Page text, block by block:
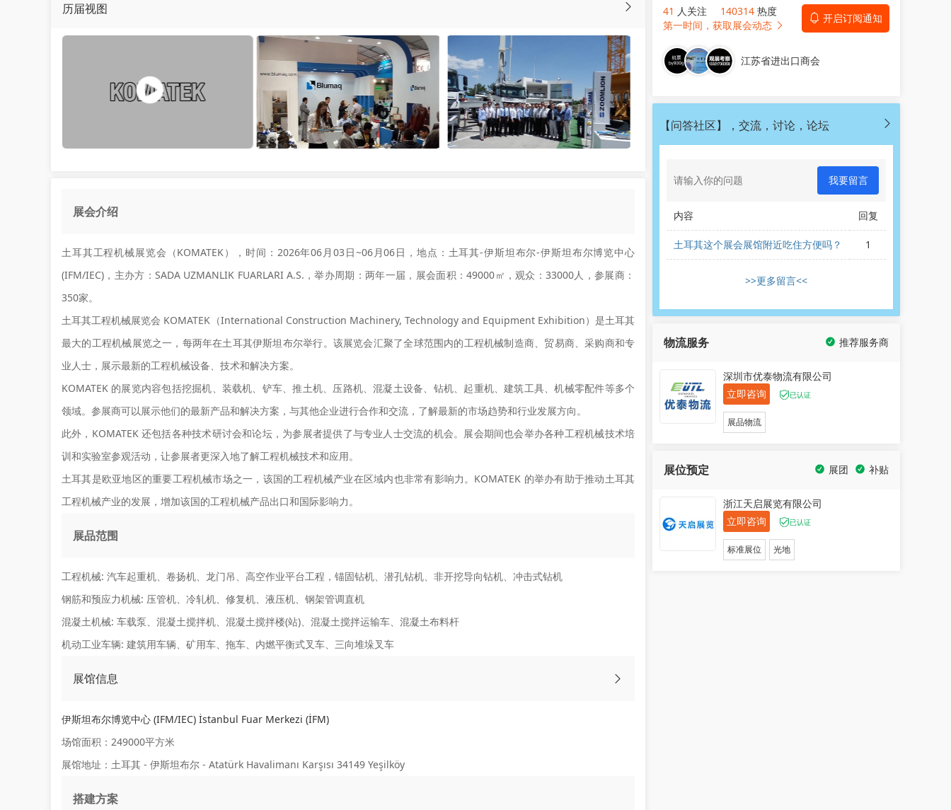
历届视图
展会介绍
土耳其工程机械展览会（KOMATEK），时间：2026年06月03日~06月06日，地点：土耳其-伊斯坦布尔-伊斯坦布尔博览中心
(IFM/IEC)，主办方：SADA UZMANLIK FUARLARI A.S.，举办周期：两年一届，展会面积：49000㎡，观众：33000人，参展商：
350家。
土耳其工程机械展览会 KOMATEK（International Construction Machinery, Technology and Equipment Exhibition）是土耳其
最大的工程机械展览之一，每两年在土耳其伊斯坦布尔举行。该展览会汇聚了全球范围内的工程机械制造商、贸易商、采购商和专
业人士，展示最新的工程机械设备、技术和解决方案。
KOMATEK 的展览内容包括挖掘机、装载机、铲车、推土机、压路机、混凝土设备、钻机、起重机、建筑工具、机械零配件等多个
领域。参展商可以展示他们的最新产品和解决方案，与其他企业进行合作和交流，了解最新的市场趋势和行业发展方向。
此外，KOMATEK 还包括各种技术研讨会和论坛，为参展者提供了与专业人士交流的机会。展会期间也会举办各种工程机械技术培
训和实验室参观活动，让参展者更深入地了解工程机械技术和应用。
土耳其是欧亚地区的重要工程机械市场之一，该国的工程机械产业在区域内也非常有影响力。KOMATEK 的举办有助于推动土耳其
工程机械产业的发展，增加该国的工程机械产品出口和国际影响力。
展品范围
工程机械: 汽车起重机、卷扬机、龙门吊、高空作业平台工程，锚固钻机、潜孔钻机、非开挖导向钻机、冲击式钻机
钢筋和预应力机械: 压管机、冷轧机、修复机、液压机、钢架管调直机
混凝土机械: 车载泵、混凝土搅拌机、混凝土搅拌楼(站)、混凝土搅拌运输车、混凝土布料杆
机动工业车辆: 建筑用车辆、矿用车、拖车、内燃平衡式叉车、三向堆垛叉车
展馆信息
伊斯坦布尔博览中心 (IFM/IEC) İstanbul Fuar Merkezi (İFM)
场馆面积：249000平方米
展馆地址：土耳其 - 伊斯坦布尔 - Atatürk Havalimanı Karşısı 34149 Yeşilköy
搭建方案
41 人关注 140314 热度
开启订阅通知
第一时间，获取展会动态
江苏省进出口商会
【问答社区】，交流，讨论，论坛
我要留言
内容 回复
土耳其这个展会展馆附近吃住方便吗？ 1
>>更多留言<<
物流服务 推荐服务商
深圳市优泰物流有限公司
立即咨询
已认证
展品物流
展位预定 补贴
展团
浙江天启展览有限公司
立即咨询
已认证
标准展位 光地